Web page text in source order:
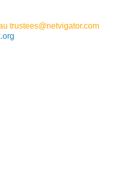
trustees@netvigator.com